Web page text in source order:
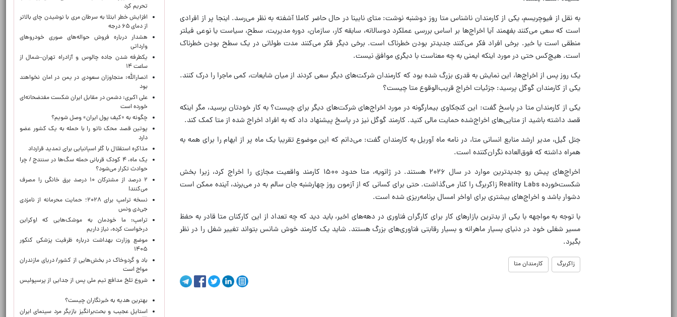
به نقل از فیوچریسم، یکی از کارمندان ناشناس متا روز دوشنبه نوشت: متای نابینا در حال حاضر کاملا آشفته به نظر می‌رسد. اینجا پر از افرادی
است که سعی می‌کنند بفهمند آیا اخراج‌ها بر اساس بررسی عملکرد دوسالانه، سابقه کار، سازمان، دوره مدیریت، سطح، سیاست یا نوعی فیلتر
منطقی است یا خیر. برخی افراد فکر می‌کنند جدیدتر بودن خطرناک است. برخی دیگر فکر می‌کنند مدت طولانی در یک سطح بودن خطرناک
است. هیچ‌کس حتی در مورد اینکه ایمنی به چه معناست با دیگری موافق نیست.
یک روز پس از اخراج‌ها، این نمایش به قدری بزرگ شده بود که کارمندان شرکت‌های دیگر سعی کردند از میان شایعات، کمی ماجرا را درک کنند.
یکی از کارمندان گوگل پرسید: جزئیات اخراج قریب‌الوقوع متا چیست؟
یکی از کارمندان متا در پاسخ گفت: این کنجکاوی بیمارگونه در مورد اخراج‌های شرکت‌های دیگر برای چیست؟ به کار خودتان برسید، مگر اینکه
قصد داشته باشید از متایی‌های اخراج‌شده حمایت مالی کنید. کارمند گوگل نیز در پاسخ پیشنهاد داد که به افراد اخراج‌ شده از متا کمک کند.
جنل گیل، مدیر ارشد منابع انسانی متا، در نامه ماه آوریل به کارمندان گفت: می‌دانم که این موضوع تقریبا یک ماه پر از ابهام را برای همه به
همراه داشته که فوق‌العاده نگران‌کننده است.
اخراج‌های پیش رو جدیدترین موارد در سال ۲۰۲۶ هستند. در ژانویه، متا حدود ۱۵۰۰ کارمند واقعیت مجازی را اخراج کرد، زیرا بخش
شکست‌خورده Reality Labs زاکربرگ را کنار می‌گذاشت. حتی برای کسانی که از آزمون روز چهارشنبه جان سالم به در می‌برند، آینده ممکن است
دشوار باشد و اخراج‌های بیشتری برای اواخر امسال برنامه‌ریزی شده است.
با توجه به مواجهه با یکی از بدترین بازارهای کار برای کارگران فناوری در دهه‌های اخیر، باید دید که چه تعداد از این کارکنان متا قادر به حفظ
مسیر شغلی خود در دنیای بسیار ماهرانه و بسیار رقابتی فناوری‌های بزرگ هستند. شاید یک کارمند خوش شانس بتواند تغییر شغل را در نظر
بگیرد.
زاکربرگ کارمندان متا
تحریم کرد
افزایش خطر ابتلا به سرطان مری با نوشیدن چای بالاتر
از دمای ۶۵ درجه
هشدار درباره فروش حواله‌های صوری خودروهای
وارداتی
یکطرفه شدن جاده چالوس و آزادراه تهران–شمال از
ساعت ۱۴
انصارالله: متجاوزان سعودی در یمن در امان نخواهند
بود
علی اکبری: دشمن در مقابل ایران شکست مفتضحانه‌ای
خورده است
چگونه به «کیف پول ایران» وصل شویم؟
پوتین قصد محک ناتو را با حمله به یک کشور عضو
دارد
مذاکره استقلال با گلر اسپانیایی برای تمدید قرارداد
یک ماه، ۴ کودک قربانی حمله سگ‌ها در سنندج / چرا
حوادث تکرار می‌شود؟
۲ درصد از مشترکان ۱۰ درصد برق خانگی را مصرف
می‌کنند!
نسخه ترامپ برای ۲۰۲۸؛ حمایت محرمانه از نامزدی
جی‌دی ونس
ترامپ: ما خودمان به موشک‌هایی که اوکراین
درخواست کرده، نیاز داریم
موضع وزارت بهداشت درباره ظرفیت پزشکی کنکور
۱۴۰۵
باد و گردوخاک در بخش‌هایی از کشور/ دریای مازندران
مواج است
شروع تلخ مدافع تیم ملی پس از جدایی از پرسپولیس
بهترین هدیه به خبرنگاران چیست؟
استایل عجیب و بحث‌برانگیز بازیگر مرد سینمای ایران